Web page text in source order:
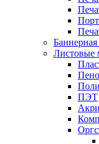
Баннерная
Листовые
ПЭТ